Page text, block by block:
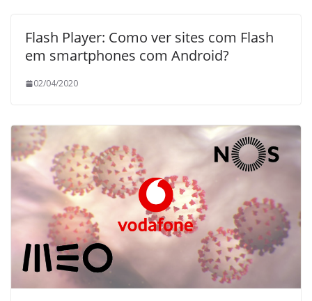
Flash Player: Como ver sites com Flash
em smartphones com Android?
02/04/2020